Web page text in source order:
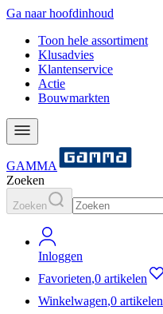
Ga naar hoofdinhoud
Toon hele assortiment
Klusadvies
Klantenservice
Actie
Bouwmarkten
GAMMA
Zoeken
Zoeken
Inloggen
Favorieten,0 artikelen
Winkelwagen,0 artikelen